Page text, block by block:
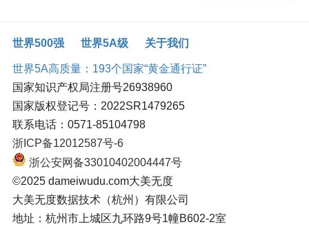
世界500强 世界5A级 关于我们
世界5A高质量：193个国家“黄金通行证”
国家知识产权局注册号26938960
国家版权登记号：2022SR1479265
联系电话：0571-85104798
浙ICP备12012587号-6
浙公安网备33010402004447号
©2025 dameiwudu.com大美无度
大美无度数据技术（杭州）有限公司
地址：杭州市上城区九环路9号1幢B602-2室